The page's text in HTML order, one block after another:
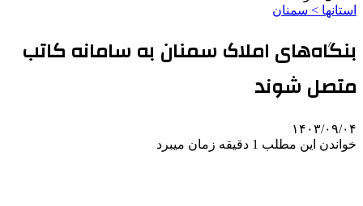
استانها > سمنان
بنگاه‌های املاک سمنان به سامانه کاتب
متصل شوند
۱۴۰۳/۰۹/۰۴
خواندن این مطلب 1 دقیقه زمان میبرد